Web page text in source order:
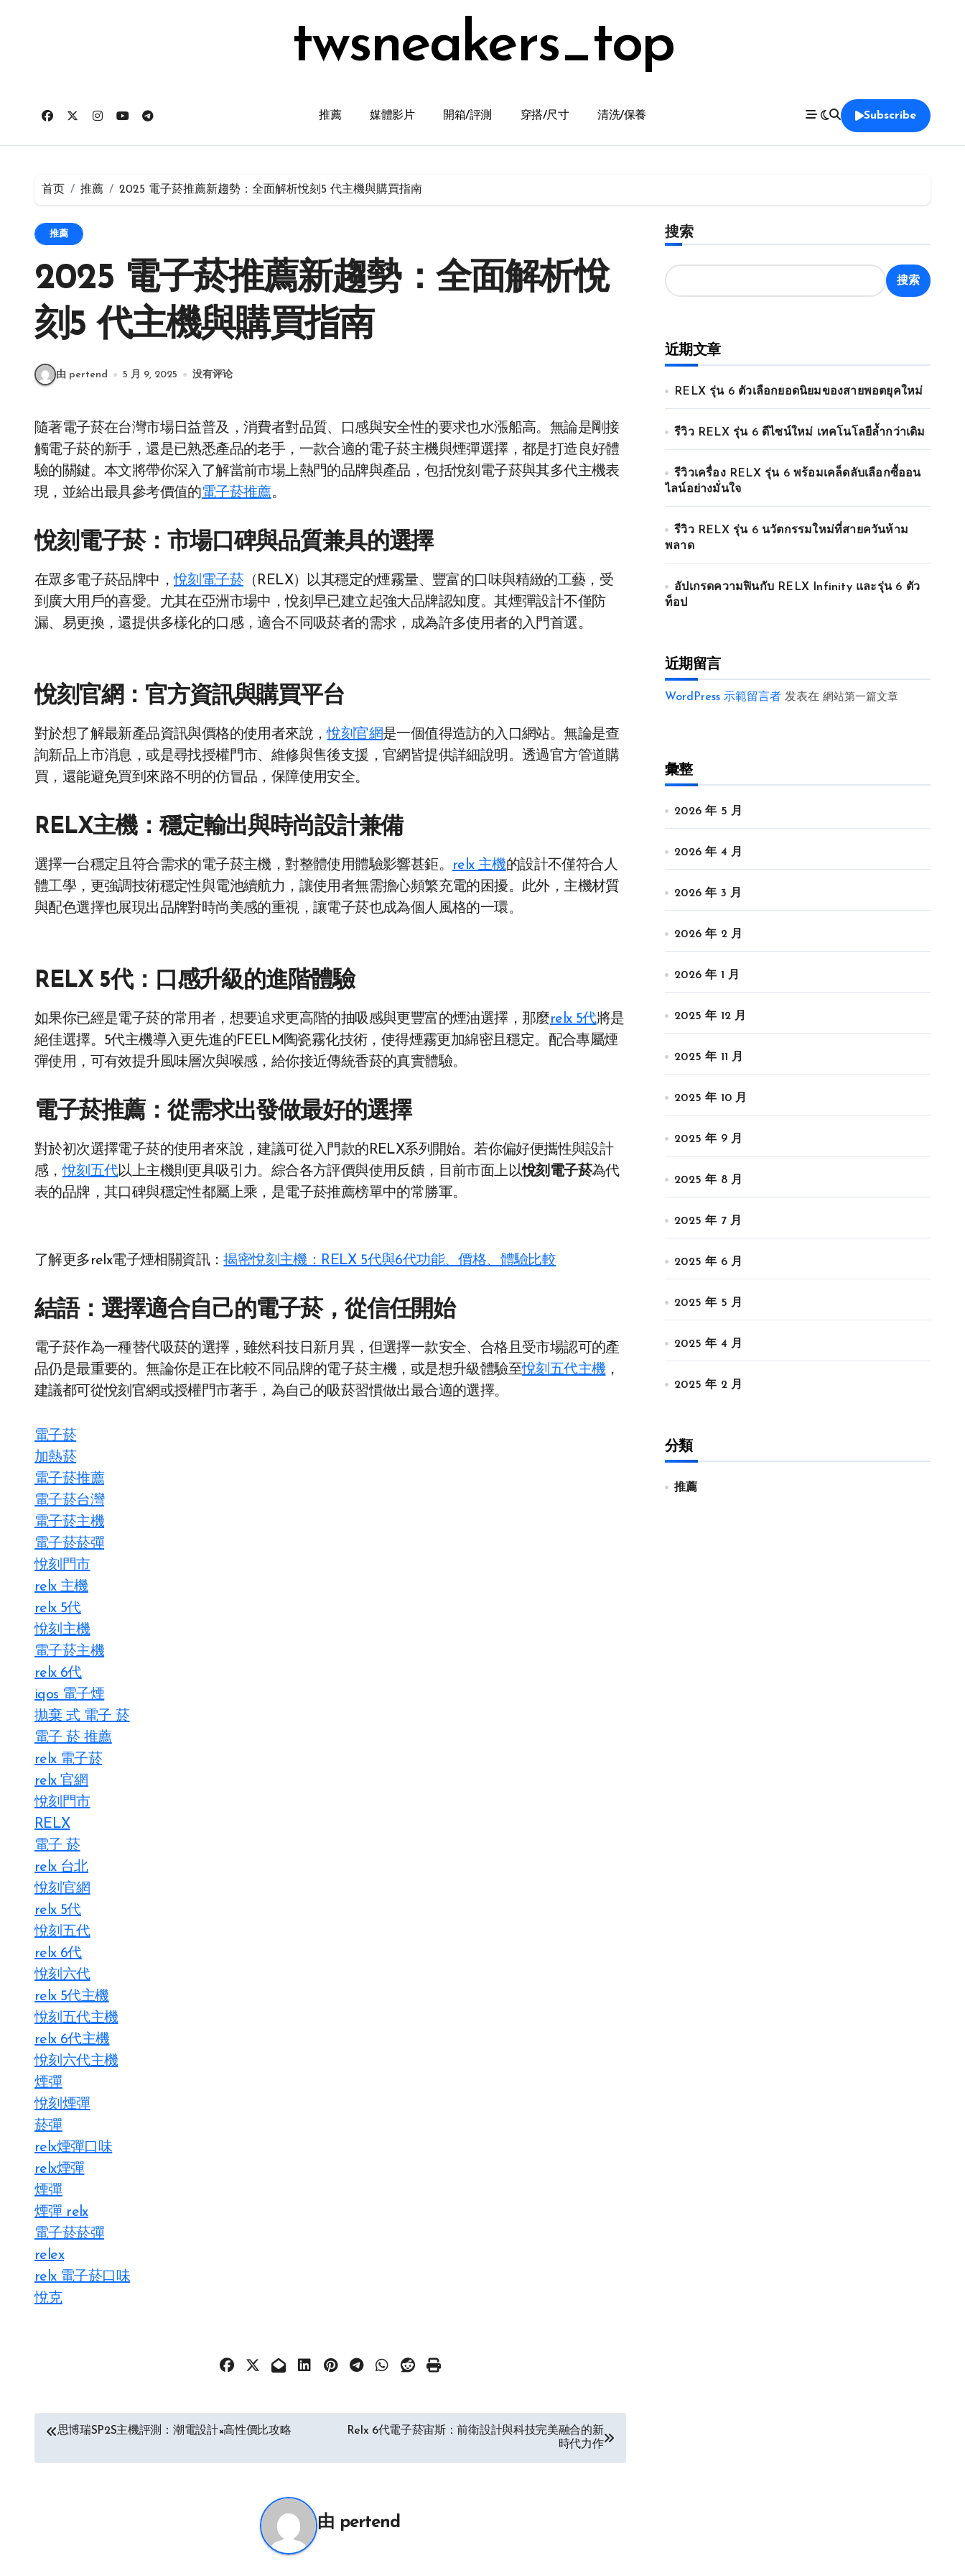
twsneakers_top
推薦 媒體影片 開箱/評測 穿搭/尺寸 清洗/保養 Subscribe
首页 推薦 2025 電子菸推薦新趨勢：全面解析悅刻5 代主機與購買指南
推薦
2025 電子菸推薦新趨勢：全面解析悅
刻5 代主機與購買指南
由 pertend 5 月 9, 2025 没有评论
隨著電子菸在台灣市場日益普及，消費者對品質、口感與安全性的要求也水漲船高。無論是剛接
觸電子菸的新手，還是已熟悉產品的老手，一款合適的電子菸主機與煙彈選擇，都是打造良好體
驗的關鍵。本文將帶你深入了解當前市場上熱門的品牌與產品，包括悅刻電子菸與其多代主機表
現，並給出最具參考價值的 電子菸推薦。
悅刻電子菸：市場口碑與品質兼具的選擇
在眾多電子菸品牌中，悅刻電子菸 （RELX）以其穩定的煙霧量、豐富的口味與精緻的工藝，受
到廣大用戶的喜愛。尤其在亞洲市場中，悅刻早已建立起強大品牌認知度。其煙彈設計不僅防
漏、易更換，還提供多樣化的口感，適合不同吸菸者的需求，成為許多使用者的入門首選。
悅刻官網：官方資訊與購買平台
對於想了解最新產品資訊與價格的使用者來說，悅刻官網是一個值得造訪的入口網站。無論是查
詢新品上市消息，或是尋找授權門市、維修與售後支援，官網皆提供詳細說明。透過官方管道購
買，還能避免買到來路不明的仿冒品，保障使用安全。
RELX主機：穩定輸出與時尚設計兼備
選擇一台穩定且符合需求的電子菸主機，對整體使用體驗影響甚鉅。 relx 主機的設計不僅符合人
體工學，更強調技術穩定性與電池續航力，讓使用者無需擔心頻繁充電的困擾。此外，主機材質
與配色選擇也展現出品牌對時尚美感的重視，讓電子菸也成為個人風格的一環。
RELX 5代：口感升級的進階體驗
如果你已經是電子菸的常用者，想要追求更高階的抽吸感與更豐富的煙油選擇，那麼relx 5代將是
絕佳選擇。5代主機導入更先進的FEELM陶瓷霧化技術，使得煙霧更加綿密且穩定。配合專屬煙
彈使用，可有效提升風味層次與喉感，給你接近傳統香菸的真實體驗。
電子菸推薦：從需求出發做最好的選擇
對於初次選擇電子菸的使用者來說，建議可從入門款的RELX系列開始。若你偏好便攜性與設計
感，悅刻五代以上主機則更具吸引力。綜合各方評價與使用反饋，目前市面上以悅刻電子菸為代
表的品牌，其口碑與穩定性都屬上乘，是電子菸推薦榜單中的常勝軍。
了解更多relx電子煙相關資訊：揭密悅刻主機：RELX 5代與6代功能、價格、體驗比較
結語：選擇適合自己的電子菸，從信任開始
電子菸作為一種替代吸菸的選擇，雖然科技日新月異，但選擇一款安全、合格且受市場認可的產
品仍是最重要的。無論你是正在比較不同品牌的電子菸主機，或是想升級體驗至悅刻五代主機 ，
建議都可從悅刻官網或授權門市著手，為自己的吸菸習慣做出最合適的選擇。
電子菸
加熱菸
電子菸推薦
電子菸台灣
電子菸主機
電子菸菸彈
悅刻門市
relx 主機
relx 5代
悅刻主機
電子菸主機
relx 6代
iqos 電子煙​
拋棄 式 電子 菸​
電子 菸 推薦
relx 電子菸
relx 官網
悅刻門市
RELX
電子 菸
relx 台北
悅刻官網
relx 5代
悅刻五代
relx 6代
悅刻六代
relx 5代主機
悅刻五代主機
relx 6代主機
悅刻六代主機
煙彈
悅刻煙彈
菸彈
relx煙彈口味
relx煙彈
煙彈
煙彈 relx
電子菸菸彈
relex
relx 電子菸口味
悅克
文
章
思博瑞SP2S主機評測：潮電設計×高性價比攻略
Relx 6代電子菸宙斯：前衛設計與科技完美融合的新
時代力作
由 pertend
搜索
搜索
近期文章
RELX รุ่น 6 ตัวเลือกยอดนิยมของสายพอตยุคใหม่
รีวิว RELX รุ่น 6 ดีไซน์ใหม่ เทคโนโลยีล้ำกว่าเดิม
รีวิวเครื่อง RELX รุ่น 6 พร้อมเคล็ดลับเลือกซื้ออน
ไลน์อย่างมั่นใจ
รีวิว RELX รุ่น 6 นวัตกรรมใหม่ที่สายควันห้าม
พลาด
อัปเกรดความฟินกับ RELX Infinity และรุ่น 6 ตัว
ท็อป
近期留言
WordPress 示範留言者 发表在 網站第一篇文章
彙整
2026 年 5 月
2026 年 4 月
2026 年 3 月
2026 年 2 月
2026 年 1 月
2025 年 12 月
2025 年 11 月
2025 年 10 月
2025 年 9 月
2025 年 8 月
2025 年 7 月
2025 年 6 月
2025 年 5 月
2025 年 4 月
2025 年 2 月
分類
推薦